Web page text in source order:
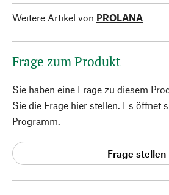
Weitere Artikel von PROLANA
Frage zum Produkt
Sie haben eine Frage zu diesem
Sie die Frage hier stellen. Es öffnet
Programm.
Frage stellen